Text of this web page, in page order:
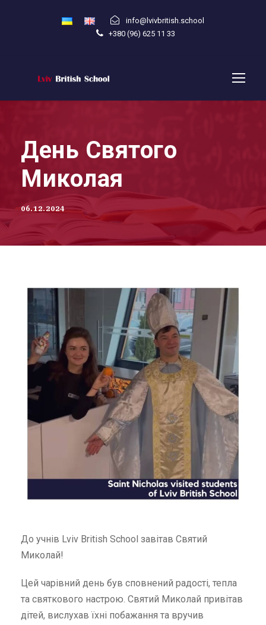
info@lvivbritish.school
+380 (96) 625 11 33
День Святого
Миколая
06.12.2024
До учнів Lviv British School завітав Святий
Миколай!
Цей чарівний день був сповнений радості, тепла
та святкового настрою. Святий Миколай привітав
дітей, вислухав їхні побажання та вручив